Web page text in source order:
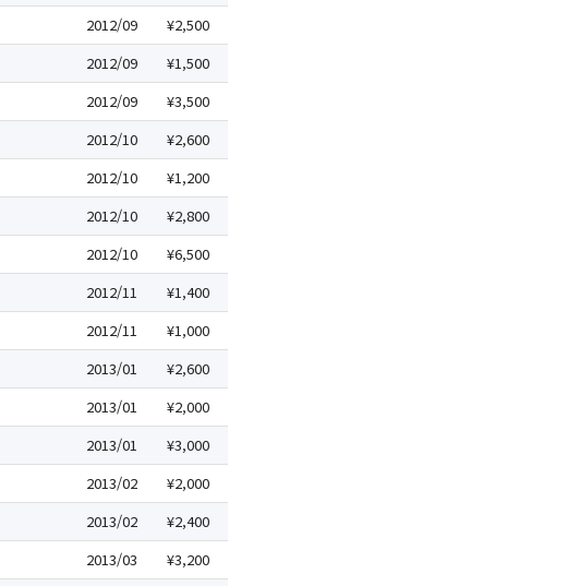
2012/09 ¥2,500
2012/09 ¥1,500
2012/09 ¥3,500
2012/10 ¥2,600
2012/10 ¥1,200
2012/10 ¥2,800
2012/10 ¥6,500
2012/11 ¥1,400
2012/11 ¥1,000
2013/01 ¥2,600
2013/01 ¥2,000
2013/01 ¥3,000
2013/02 ¥2,000
2013/02 ¥2,400
2013/03 ¥3,200